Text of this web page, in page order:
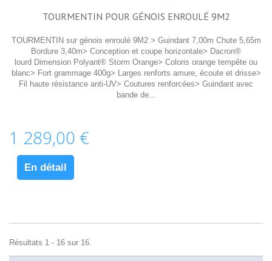
TOURMENTIN POUR GÉNOIS ENROULÉ 9M2
TOURMENTIN sur génois enroulé 9M2 > Guindant 7,00m Chute 5,65m
Bordure 3,40m> Conception et coupe horizontale> Dacron®
lourd Dimension Polyant® Storm Orange> Coloris orange tempête ou
blanc> Fort grammage 400g> Larges renforts amure, écoute et drisse>
Fil haute résistance anti-UV> Coutures renforcées> Guindant avec
bande de...
1 289,00 €
En détail
Résultats 1 - 16 sur 16.